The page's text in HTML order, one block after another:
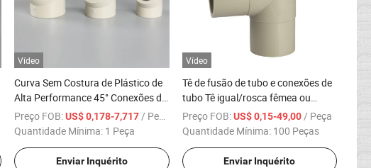
Vídeo
Curva Sem Costura de Plástico de
Alta Performance 45° Conexões de
Tubo Pph
Preço FOB:US$ 0,178-7,717 / Peça
Quantidade Mínima: 1 Peça
Enviar Inquérito
Vídeo
Tê de fusão de tubo e conexões de
tubo Tê igual/rosca fêmea ou
macho
Preço FOB:US$ 0,15-49,00 / Peça
Quantidade Mínima: 100 Peças
Enviar Inquérito